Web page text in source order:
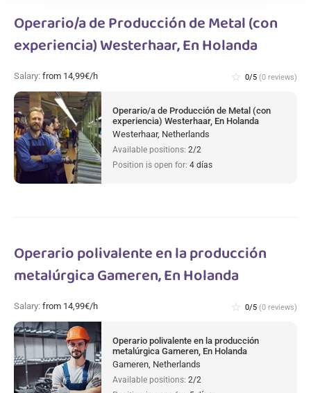
Operario/a de Producción de Metal (con
experiencia) Westerhaar, En Holanda
Salary: from 14,99€/h star_border 0/5 (0 reviews)
Operario/a de Producción de Metal (con
experiencia) Westerhaar, En Holanda
Westerhaar, Netherlands
Available positions: 2/2
Position is open for: 4 días
Operario polivalente en la producción
metalúrgica Gameren, En Holanda
Salary: from 14,99€/h star_border 0/5 (0 reviews)
Operario polivalente en la producción
metalúrgica Gameren, En Holanda
Gameren, Netherlands
Available positions: 2/2